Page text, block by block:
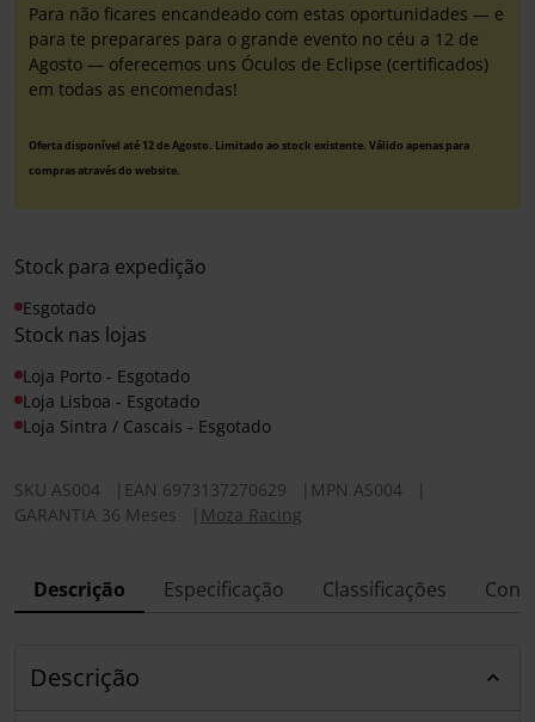
Para não ficares encandeado com estas oportunidades — e
para te preparares para o grande evento no céu a 12 de
Agosto — oferecemos uns Óculos de Eclipse (certificados)
em todas as encomendas!
Oferta disponível até 12 de Agosto. Limitado ao stock existente. Válido apenas para
compras através do website.
Stock para expedição
Esgotado
Stock nas lojas
Loja Porto - Esgotado
Loja Lisboa - Esgotado
Loja Sintra / Cascais - Esgotado
SKU AS004 EAN 6973137270629 MPN AS004
GARANTIA 36 Meses
Moza Racing
Descrição Especificação Classificações
Descrição